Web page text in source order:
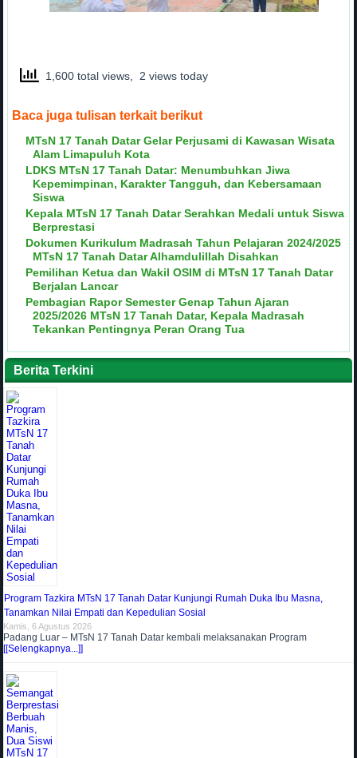
1,600 total views, 2 views today
Baca juga tulisan terkait berikut
MTsN 17 Tanah Datar Gelar Perjusami di Kawasan Wisata
Alam Limapuluh Kota
LDKS MTsN 17 Tanah Datar: Menumbuhkan Jiwa
Kepemimpinan, Karakter Tangguh, dan Kebersamaan
Siswa
Kepala MTsN 17 Tanah Datar Serahkan Medali untuk Siswa
Berprestasi
Dokumen Kurikulum Madrasah Tahun Pelajaran 2024/2025
MTsN 17 Tanah Datar Alhamdulillah Disahkan
Pemilihan Ketua dan Wakil OSIM di MTsN 17 Tanah Datar
Berjalan Lancar
Pembagian Rapor Semester Genap Tahun Ajaran
2025/2026 MTsN 17 Tanah Datar, Kepala Madrasah
Tekankan Pentingnya Peran Orang Tua
Berita Terkini
Program Tazkira MTsN 17 Tanah Datar Kunjungi Rumah Duka Ibu Masna,
Tanamkan Nilai Empati dan Kepedulian Sosial
Kamis, 6 Agustus 2026
Padang Luar – MTsN 17 Tanah Datar kembali melaksanakan Program
[[Selengkapnya...]]